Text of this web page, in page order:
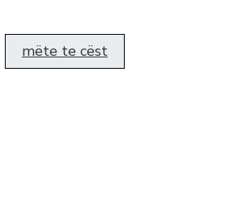
mëte te cëst